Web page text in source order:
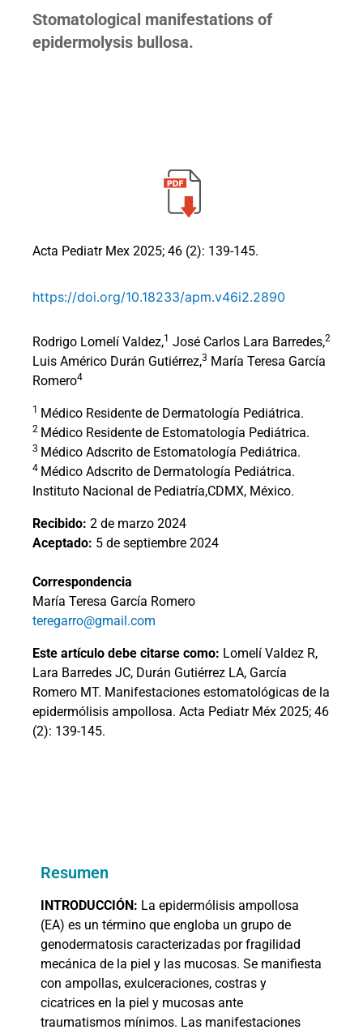
Stomatological manifestations of
epidermolysis bullosa.
Acta Pediatr Mex 2025; 46 (2): 139-145.
https://doi.org/10.18233/apm.v46i2.2890
Rodrigo Lomelí Valdez,1 José Carlos Lara Barredes,2
Luis Américo Durán Gutiérrez,3 María Teresa García
Romero4
1 Médico Residente de Dermatología Pediátrica.
2 Médico Residente de Estomatología Pediátrica.
3 Médico Adscrito de Estomatología Pediátrica.
4 Médico Adscrito de Dermatología Pediátrica.
Instituto Nacional de Pediatría,CDMX, México.
Recibido: 2 de marzo 2024
Aceptado: 5 de septiembre 2024
Correspondencia
María Teresa García Romero
teregarro@gmail.com
Este artículo debe citarse como: Lomelí Valdez R,
Lara Barredes JC, Durán Gutiérrez LA, García
Romero MT. Manifestaciones estomatológicas de la
epidermólisis ampollosa. Acta Pediatr Méx 2025; 46
(2): 139-145.
Resumen
INTRODUCCIÓN: La epidermólisis ampollosa
(EA) es un término que engloba un grupo de
genodermatosis caracterizadas por fragilidad
mecánica de la piel y las mucosas. Se manifiesta
con ampollas, exulceraciones, costras y
cicatrices en la piel y mucosas ante
traumatismos mínimos. Las manifestaciones